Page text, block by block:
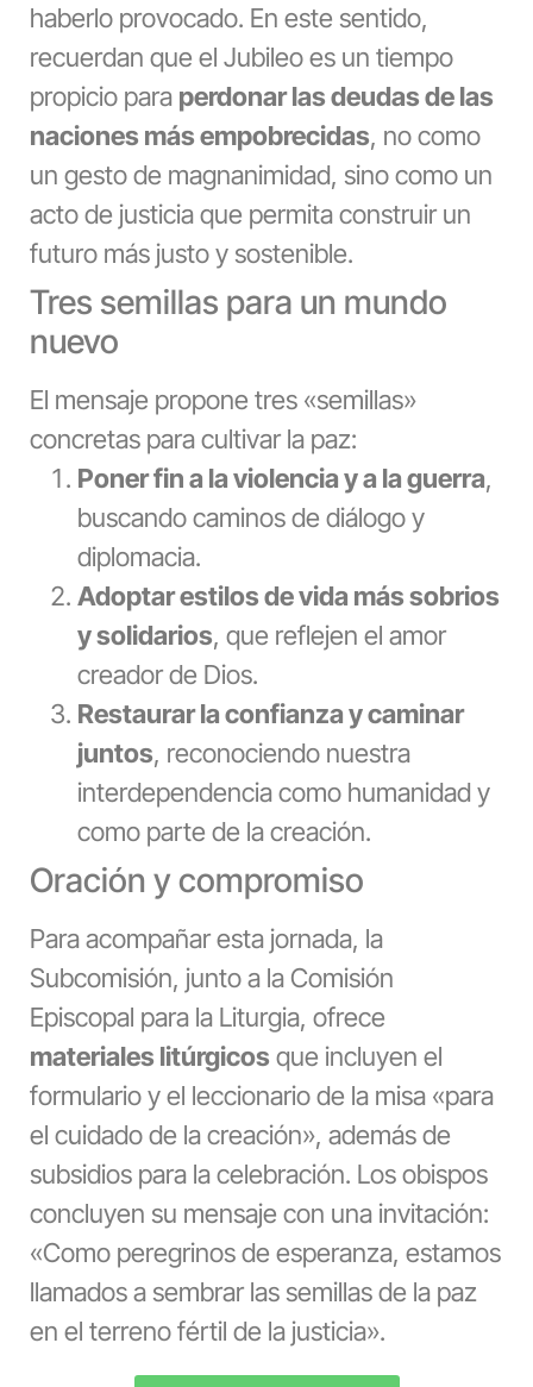
haberlo provocado. En este sentido,
recuerdan que el Jubileo es un tiempo
propicio para perdonar las deudas de las
naciones más empobrecidas, no como
un gesto de magnanimidad, sino como un
acto de justicia que permita construir un
futuro más justo y sostenible.
Tres semillas para un mundo
nuevo
El mensaje propone tres «semillas»
concretas para cultivar la paz:
Poner fin a la violencia y a la guerra,
buscando caminos de diálogo y
diplomacia.
Adoptar estilos de vida más sobrios
y solidarios, que reflejen el amor
creador de Dios.
Restaurar la confianza y caminar
juntos, reconociendo nuestra
interdependencia como humanidad y
como parte de la creación.
Oración y compromiso
Para acompañar esta jornada, la
Subcomisión, junto a la Comisión
Episcopal para la Liturgia, ofrece
materiales litúrgicos que incluyen el
formulario y el leccionario de la misa «para
el cuidado de la creación», además de
subsidios para la celebración. Los obispos
concluyen su mensaje con una invitación:
«Como peregrinos de esperanza, estamos
llamados a sembrar las semillas de la paz
en el terreno fértil de la justicia».